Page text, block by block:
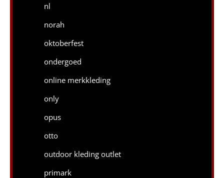
nl
norah
oktoberfest
ondergoed
online merkkleding
only
opus
otto
outdoor kleding outlet
primark